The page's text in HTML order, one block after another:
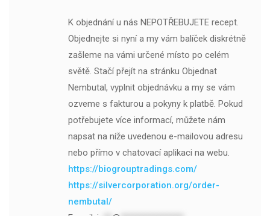
K objednání u nás NEPOTŘEBUJETE recept.
Objednejte si nyní a my vám balíček diskrétně
zašleme na vámi určené místo po celém
světě. Stačí přejít na stránku Objednat
Nembutal, vyplnit objednávku a my se vám
ozveme s fakturou a pokyny k platbě. Pokud
potřebujete více informací, můžete nám
napsat na níže uvedenou e-mailovou adresu
nebo přímo v chatovací aplikaci na webu.
https://biogrouptradings.com/
https://silvercorporation.org/order-
nembutal/